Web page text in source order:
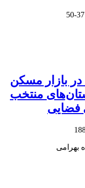
37-50
در بازار مسکن
منتخب
فضایی
بهرامی